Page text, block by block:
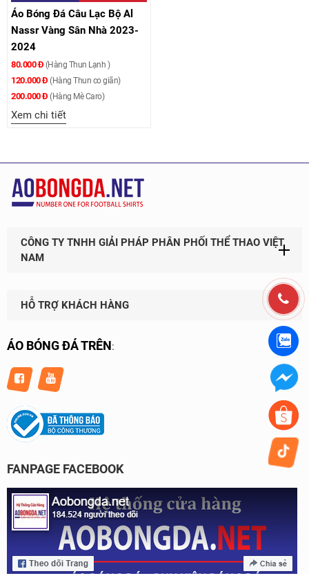
Áo Bóng Đá Câu Lạc Bộ Al
Nassr Vàng Sân Nhà 2023-
2024
80.000 Đ (Hàng Thun Lạnh )
120.000 Đ (Hàng Thun co giãn)
200.000 Đ (Hàng Mè Caro)
Xem chi tiết
CÔNG TY TNHH GIẢI PHÁP PHÂN PHỐI THỂ THAO VIỆT
NAM
HỖ TRỢ KHÁCH HÀNG
ÁO BÓNG ĐÁ TRÊN:
FANPAGE FACEBOOK